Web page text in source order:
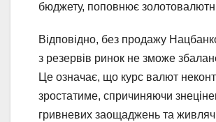
бюджету, поповнює
Відповідно, без продажу
з резервів ринок не зможе
Це означає, що курс валют
зростатиме, спричиняючи
гривневих заощаджень та